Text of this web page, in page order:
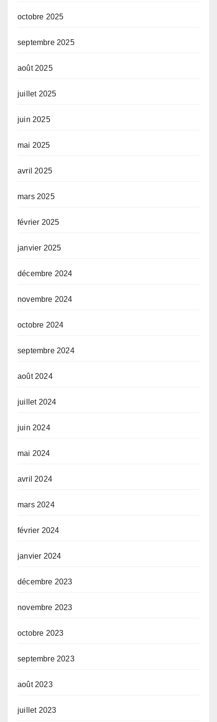
octobre 2025
septembre 2025
août 2025
juillet 2025
juin 2025
mai 2025
avril 2025
mars 2025
février 2025
janvier 2025
décembre 2024
novembre 2024
octobre 2024
septembre 2024
août 2024
juillet 2024
juin 2024
mai 2024
avril 2024
mars 2024
février 2024
janvier 2024
décembre 2023
novembre 2023
octobre 2023
septembre 2023
août 2023
juillet 2023